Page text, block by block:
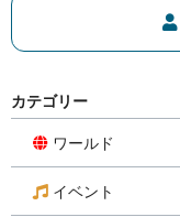
カテゴリー
ワールド
イベント